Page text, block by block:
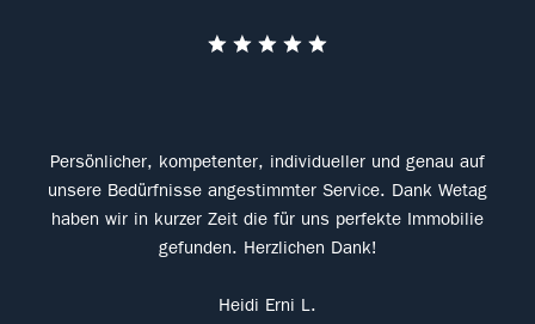
Persönlicher, kompetenter, individueller und genau auf
unsere Bedürfnisse angestimmter Service. Dank Wetag
haben wir in kurzer Zeit die für uns perfekte Immobilie
gefunden. Herzlichen Dank!
Heidi Erni L.